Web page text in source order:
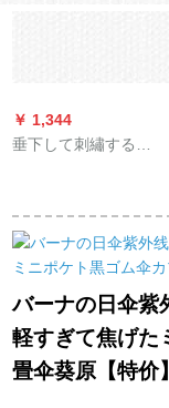
￥ 1,344
垂下して刺繡する文
け紫外線防止のパラ
ソルの日傘の晴雨兼
用傘の男性の文芸の
白黒いゴムムのコー
チングティグ
バーナの日伞紫
軽すぎて焦げた
畳伞葵原【特价】